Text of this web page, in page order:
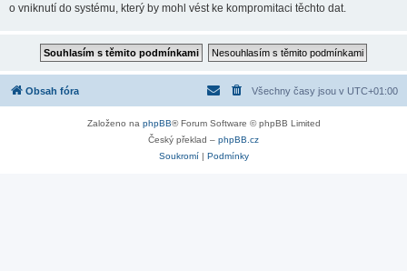
o vniknutí do systému, který by mohl vést ke kompromitaci těchto dat.
Obsah fóra Všechny časy jsou v UTC+01:00
Založeno na phpBB® Forum Software © phpBB Limited
Český překlad – phpBB.cz
Soukromí| Podmínky